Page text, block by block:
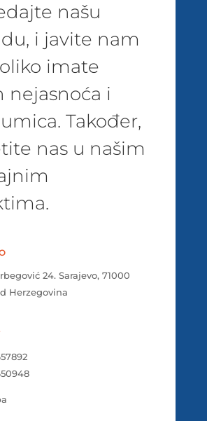
našu
i javite nam
imate
nejasnoća i
Također,
nas u našim
24. Sarajevo, 71000
Herzegovina